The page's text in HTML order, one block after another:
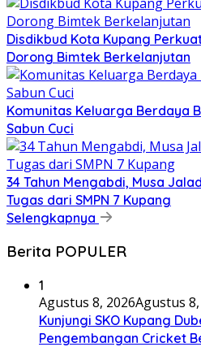
Disdikbud Kota Kupang
Dorong Bimtek Berkelanjutan
Komunitas Keluarga Berdaya
Sabun Cuci
34 Tahun Mengabdi, Musa
Tugas dari SMPN 7 Kupang
Selengkapnya
Berita POPULER
1
Agustus 8, 2026Agustus
Kunjungi SKO Kupang
Pengembangan Cricket